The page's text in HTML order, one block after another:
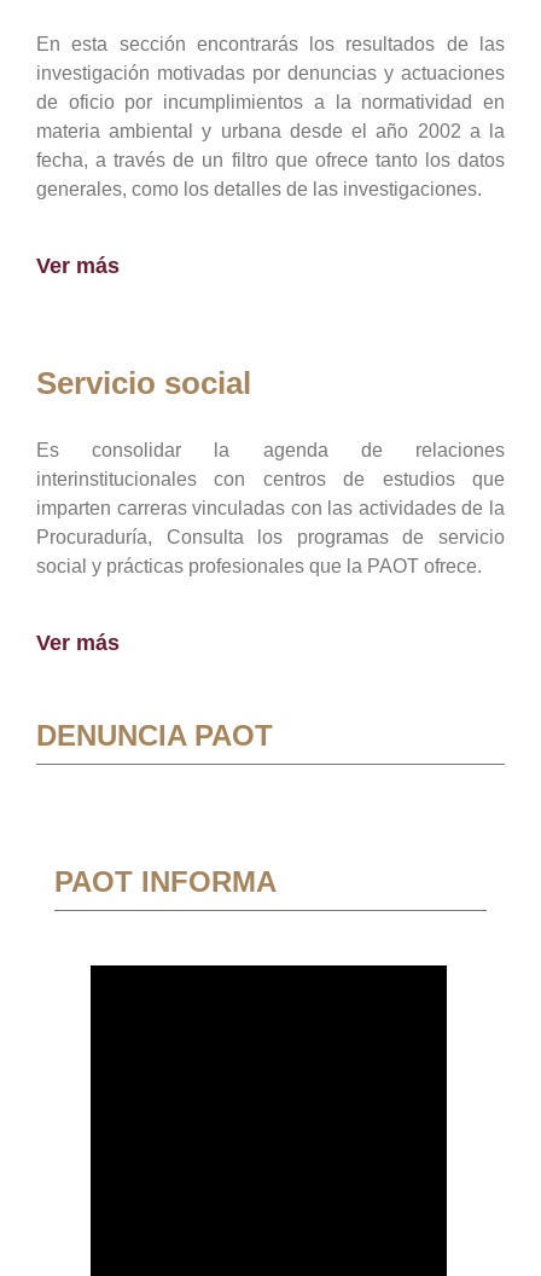
En esta sección encontrarás los resultados de las
investigación motivadas por denuncias y actuaciones
de oficio por incumplimientos a la normatividad en
materia ambiental y urbana desde el año 2002 a la
fecha, a través de un filtro que ofrece tanto los datos
generales, como los detalles de las investigaciones.
Ver más
Servicio social
Es consolidar la agenda de relaciones
interinstitucionales con centros de estudios que
imparten carreras vinculadas con las actividades de la
Procuraduría, Consulta los programas de servicio
social y prácticas profesionales que la PAOT ofrece.
Ver más
DENUNCIA PAOT
PAOT INFORMA